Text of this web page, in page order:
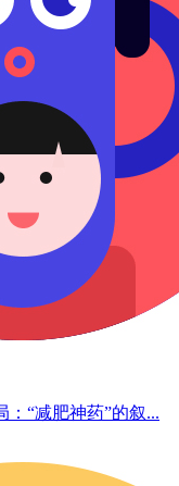
“减肥神药”的叙...